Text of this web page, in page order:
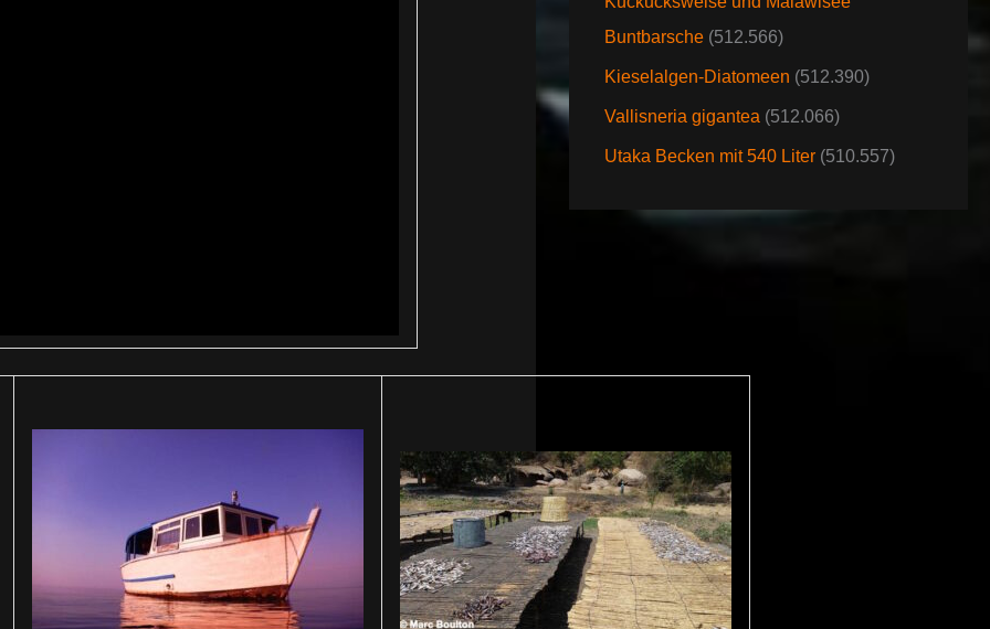
Buntbarsche (512.566)
Kieselalgen-Diatomeen (512.390)
Vallisneria gigantea (512.066)
Utaka Becken mit 540 Liter (510.557)